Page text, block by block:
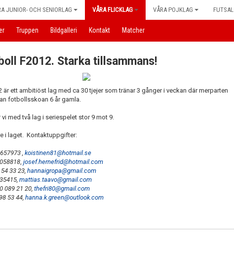
JUNIOR- OCH SENIORLAG VÅRA FLICKLAG VÅRA POJKLAG FUTSAL
Truppen Bildgalleri Kontakt Matcher
F2012. Starka tillsammans!
är ett ambitiöst lag med ca 30 tjejer som tränar 3 gånger i veckan där merparten
fotbollsskoan 6 år gamla.
med två lag i seriespelet stor 9 mot 9.
i laget. Kontaktuppgifter:
, koistinen81@hotmail.se
, josef.hernefrid@hotmail.com
33 23, hannaigropa@gmail.com
mattias.taavo@gmail.com
089 21 20, thefri80@gmail.com
53 44, hanna.k.green@outlook.com